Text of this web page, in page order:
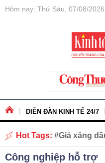
Hôm nay: Thứ Sáu, 07/08/
DIỄN ĐÀN KINH TẾ 24/7
Hot Tags: Giá xăng
Công nghiệp hỗ trợ